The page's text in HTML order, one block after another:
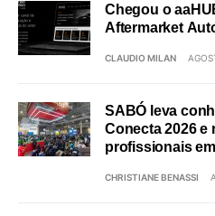
Chegou o
Aftermarket
CLAUDIO MILAN
SABÓ leva
Conecta 2026 e
profissionais
CHRISTIANE BENASSI